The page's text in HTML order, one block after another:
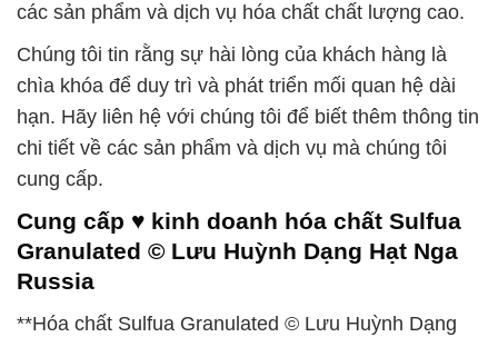
các sản phẩm và dịch vụ hóa chất chất lượng cao.
Chúng tôi tin rằng sự hài lòng của khách hàng là
chìa khóa để duy trì và phát triển mối quan hệ dài
hạn. Hãy liên hệ với chúng tôi để biết thêm thông tin
chi tiết về các sản phẩm và dịch vụ mà chúng tôi
cung cấp.
Cung cấp ♥ kinh doanh hóa chất Sulfua
Granulated © Lưu Huỳnh Dạng Hạt Nga
Russia
**Hóa chất Sulfua Granulated © Lưu Huỳnh Dạng